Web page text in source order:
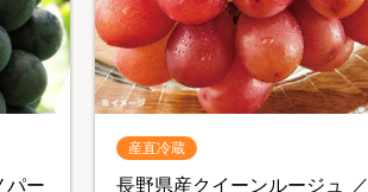
パー
産直冷蔵
長野県産クイーンルージュ ／